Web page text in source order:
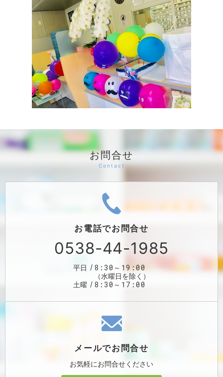
お問合せ
お電話でお問合せ
0538-44-1985
平日 8:30～19:00
（水曜日を除く）
土曜
8:30～17:00
メールでお問合せ
お気軽にお問合せください